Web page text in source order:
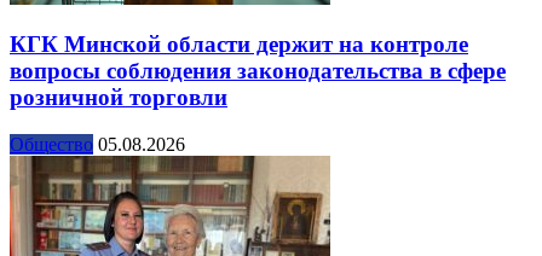
КГК Минской области держит на контроле
вопросы соблюдения законодательства в сфере
розничной торговли
Общество 05.08.2026